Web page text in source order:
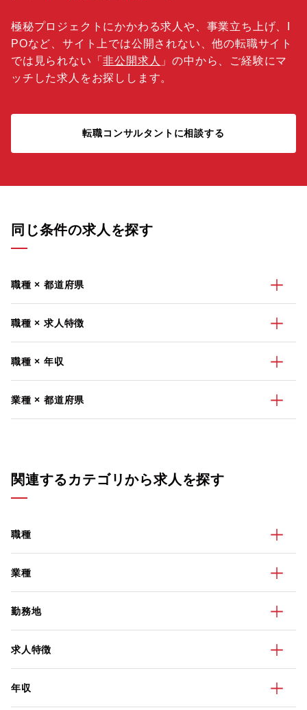
極秘プロジェクトにかかわる求人や、事業立ち上げ、I
POなど、サイト上では公開されない、他の転職サイト
では見られない「非公開求人 」の中から、ご経験にマ
ッチした求人をお探しします。
転職コンサルタントに相談する
同じ条件の求人を探す
職種 × 都道府県
職種 × 求人特徴
職種 × 年収
業種 × 都道府県
関連するカテゴリから求人を探す
職種
業種
勤務地
求人特徴
年収